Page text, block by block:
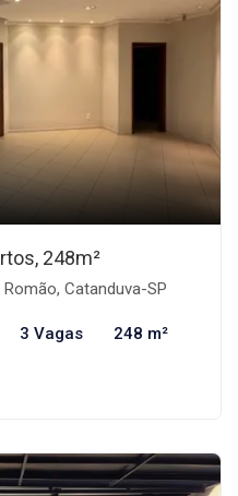
248m²
Catanduva-SP
3 Vagas 248 m²